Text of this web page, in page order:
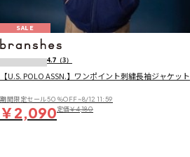
SALE
4.7 （3）
【U.S. POLO ASSN.】ワンポイント刺繍長袖ジャケット
期間限定セール50％OFF~8/12 11:59
￥2,090定価￥4,180